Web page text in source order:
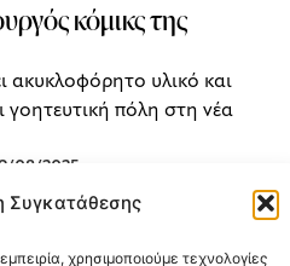
Συγκατάθεσης
χρησιμοποιούμε τεχνολογίες
κόμικς της
ακυκλοφόρητο υλικό και
γοητευτική πόλη στη νέα
08/2025
Τάσος Ζαφειριάδης Τέχνες